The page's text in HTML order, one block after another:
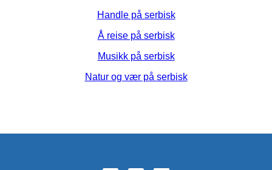
Handle på serbisk
Å reise på serbisk
Musikk på serbisk
Natur og vær på serbisk